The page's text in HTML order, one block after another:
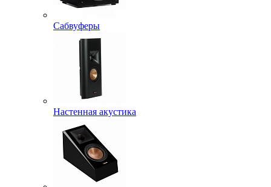
Сабвуферы
Настенная акустика